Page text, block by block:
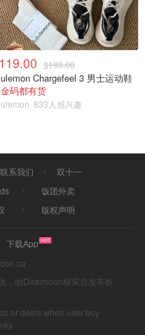
羊肉烧麦也不错，皮薄馅
骨味道就一般啦，比较清
🥗凉菜白菜拌蛰皮，也还
糖饼，结束战斗哈哈！
蛮推荐哦～...
2023 - 刘一手火锅、
快乐小羊自助火锅等8家
窄巷子、贤和庄、后海
$198.00
Chargefeel 3 男士运动鞋
码都有货
833人感兴趣
联系我们
双十一
饭团外卖
版权声明
下载App
，由Dealmoon核实后发布折
or deals when user buy